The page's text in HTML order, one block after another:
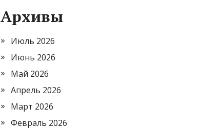
Архивы
Июль 2026
Июнь 2026
Май 2026
Апрель 2026
Март 2026
Февраль 2026